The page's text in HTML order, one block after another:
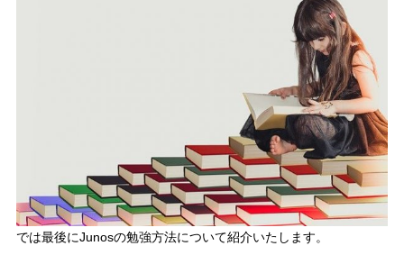
では最後にJunosの勉強方法について紹介いたします。